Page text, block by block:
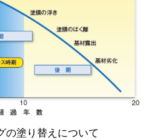
の塗り替えについて